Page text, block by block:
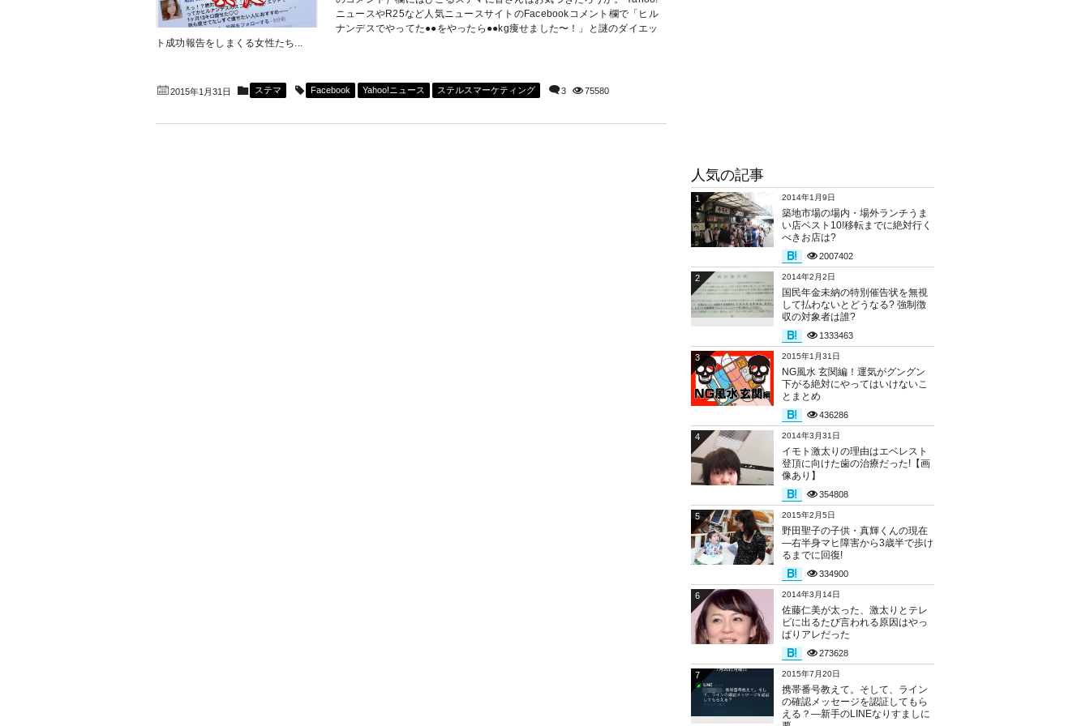
ニュースやR25など人気ニュースサイトのFacebookコメント欄で「ヒル
ナンデスでやってた●●をやったら●●kg痩せました〜！」と謎のダイエッ
ト成功報告をしまくる女性たち...
2015年1月31日 ステマ Facebook Yahoo!ニュース ステルスマーケティング 3 75580
人気の記事
2014年1月9日
築地市場の場内・場外ランチうま
い店ベスト10!移転までに絶対行く
べきお店は?
2007402
1
2014年2月2日
国民年金未納の特別催告状を無視
して払わないとどうなる? 強制徴
収の対象者は誰?
1333463
2
2015年1月31日
NG風水 玄関編！運気がグングン
下がる絶対にやってはいけないこ
とまとめ
436286
3
2014年3月31日
イモト激太りの理由はエベレスト
登頂に向けた歯の治療だった!【画
像あり】
354808
4
2015年2月5日
野田聖子の子供・真輝くんの現在
―右半身マヒ障害から3歳半で歩け
るまでに回復!
334900
5
2014年3月14日
佐藤仁美が太った、激太りとテレ
ビに出るたび言われる原因はやっ
ぱりアレだった
273628
6
2015年7月20日
携帯番号教えて。そして、ライン
の確認メッセージを認証してもら
える？―新手のLINEなりすましに
7